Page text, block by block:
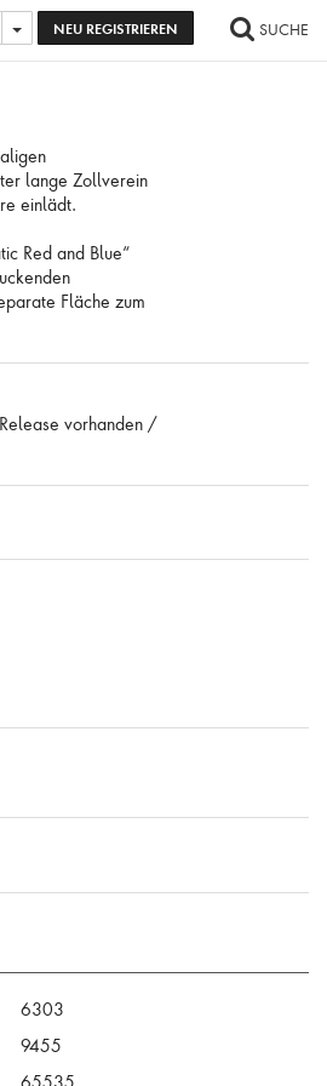
NEU REGISTRIEREN SUCHE
ALLE BILDER AUSWÄHLEN
lange Zollverein
einlädt.
Red and Blue“
Fläche zum
vorhanden /
6303
9455